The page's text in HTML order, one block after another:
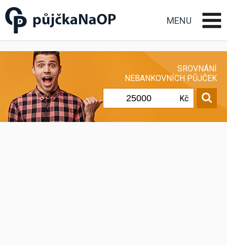
Půjčka na OP občanský
průkaz
MENU
SROVNÁNÍ
NEBANKOVNÍCH PŮJČEK
Kč